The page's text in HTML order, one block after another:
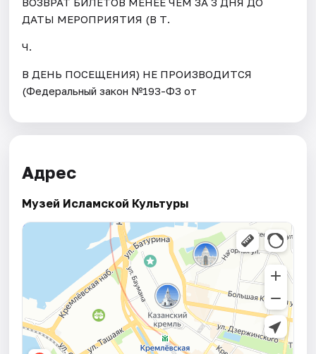
ДАТЫ МЕРОПРИЯТИЯ (В Т.
Ч.
В ДЕНЬ ПОСЕЩЕНИЯ) НЕ ПРОИЗВОДИТСЯ
(Федеральный закон №193-ФЗ от
Адрес
Музей Исламской Культуры